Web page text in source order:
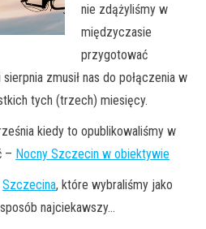
nie zdążyliśmy w
międzyczasie
przygotować
zmusił nas do połączenia w
tych (trzech) miesięcy.
kiedy to opublikowaliśmy w
– Nocny Szczecin w obiektywie
Szczecina, które wybraliśmy jako
najciekawszy…